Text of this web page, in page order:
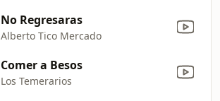
No Regresaras
Alberto Tico Mercado
Comer a Besos
Los Temerarios